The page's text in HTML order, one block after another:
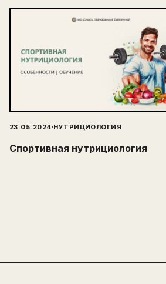
23.05.2024·НУТРИЦИОЛОГИЯ
Спортивная нутрициология